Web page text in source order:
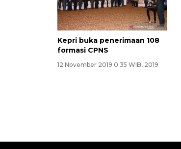
Kepri buka penerimaan 108
formasi CPNS
12 November 2019 0:35 WIB, 2019